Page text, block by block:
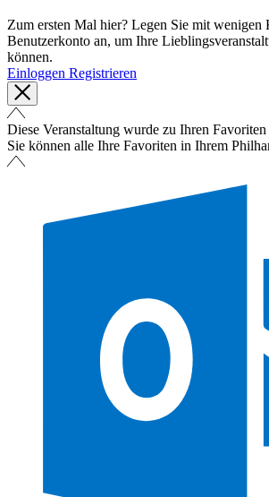
Zum ersten Mal hier? Legen Sie mit wenigen
Benutzerkonto an, um Ihre
können.
Einloggen Registrieren
Diese Veranstaltung wurde zu Ihren
Sie können alle Ihre Favoriten in Ihrem